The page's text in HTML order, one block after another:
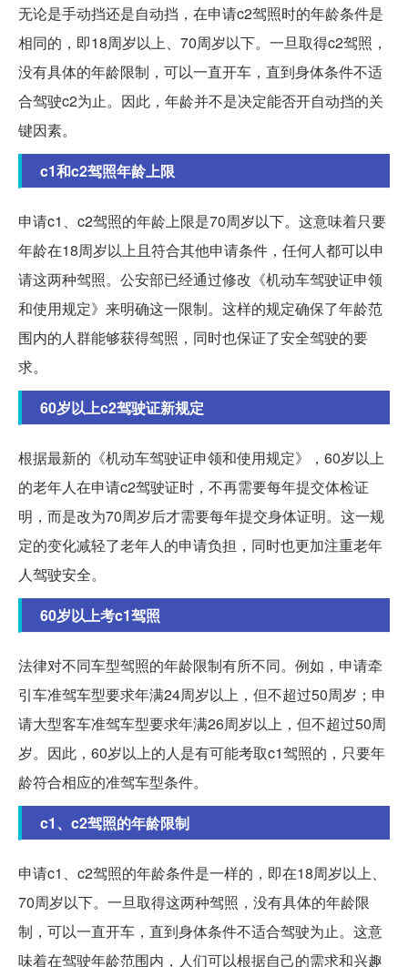
无论是手动挡还是自动挡，在申请c2驾照时的年龄条件是
相同的，即18周岁以上、70周岁以下。一旦取得c2驾照，
没有具体的年龄限制，可以一直开车，直到身体条件不适
合驾驶c2为止。因此，年龄并不是决定能否开自动挡的关
键因素。
c1和c2驾照年龄上限
申请c1、c2驾照的年龄上限是70周岁以下。这意味着只要
年龄在18周岁以上且符合其他申请条件，任何人都可以申
请这两种驾照。公安部已经通过修改《机动车驾驶证申领
和使用规定》来明确这一限制。这样的规定确保了年龄范
围内的人群能够获得驾照，同时也保证了安全驾驶的要
求。
60岁以上c2驾驶证新规定
根据最新的《机动车驾驶证申领和使用规定》，60岁以上
的老年人在申请c2驾驶证时，不再需要每年提交体检证
明，而是改为70周岁后才需要每年提交身体证明。这一规
定的变化减轻了老年人的申请负担，同时也更加注重老年
人驾驶安全。
60岁以上考c1驾照
法律对不同车型驾照的年龄限制有所不同。例如，申请牵
引车准驾车型要求年满24周岁以上，但不超过50周岁；申
请大型客车准驾车型要求年满26周岁以上，但不超过50周
岁。因此，60岁以上的人是有可能考取c1驾照的，只要年
龄符合相应的准驾车型条件。
c1、c2驾照的年龄限制
申请c1、c2驾照的年龄条件是一样的，即在18周岁以上、
70周岁以下。一旦取得这两种驾照，没有具体的年龄限
制，可以一直开车，直到身体条件不适合驾驶为止。这意
味着在驾驶年龄范围内，人们可以根据自己的需求和兴趣